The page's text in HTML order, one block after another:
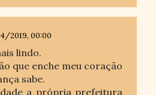
2019, 00:00
lindo.
que enche meu coração
sabe.
a própria prefeitura